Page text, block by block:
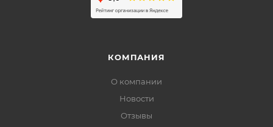
КОМПАНИЯ
О компании
Новости
Отзывы